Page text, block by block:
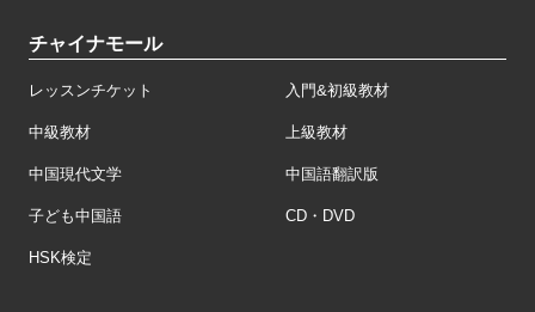
チャイナモール
レッスンチケット 入門&初級教材
中級教材 上級教材
中国現代文学 中国語翻訳版
子ども中国語 CD・DVD
HSK検定